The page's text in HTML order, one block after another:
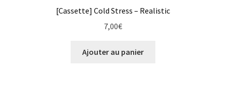
[Cassette] Cold Stress – Realistic
7,00€
Ajouter au panier